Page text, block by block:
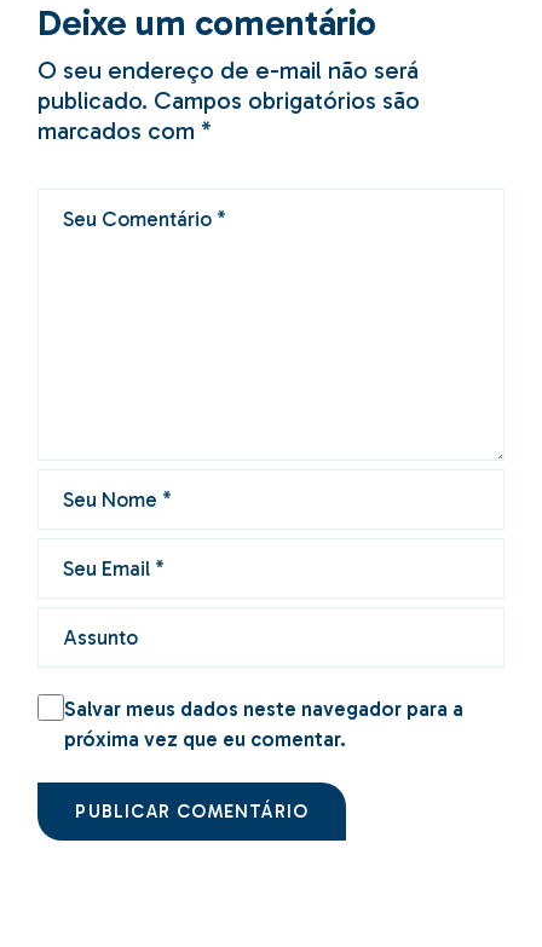
Deixe um comentário
O seu endereço de e-mail não será
publicado. Campos obrigatórios são
marcados com *
Salvar meus dados neste navegador para a
próxima vez que eu comentar.
PUBLICAR COMENTÁRIO